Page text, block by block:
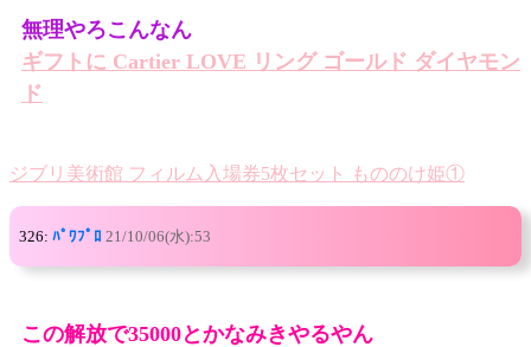
無理やろこんなん
ギフトに Cartier LOVE リング ゴールド ダイヤモン
ド
ジブリ美術館 フィルム入場券5枚セット もののけ姫①
326: ﾊﾟﾜﾌﾟﾛ 21/10/06(水):53
この解放で35000とかなみきやるやん